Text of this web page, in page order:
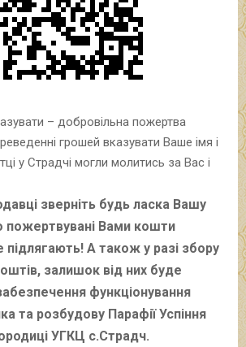
– добровільна пожертва
грошей вказувати Ваше імя і
у Страдчі могли молитись за Вас і
зверніть будь ласка Вашу
пожертвувані Вами кошти
А також у разі збору
залишок від них буде
функціонування
та розбудову Парафії Успіння
УГКЦ с.Страдч.